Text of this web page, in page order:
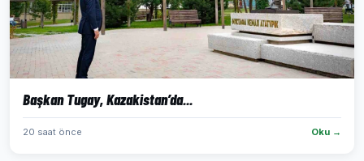
Başkan Tugay, Kazakistan’da...
20 saat önce Oku →